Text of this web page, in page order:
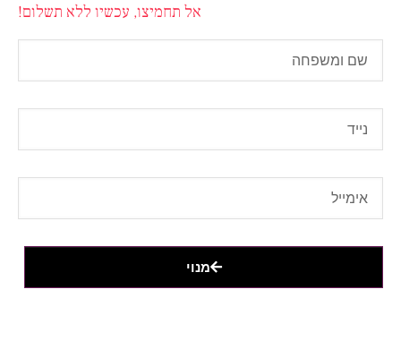
אל תחמיצו, עכשיו ללא תשלום!
מנוי